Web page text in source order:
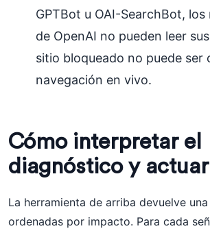
GPTBot u OAI-SearchBot,
de OpenAI no pueden leer
sitio bloqueado no puede ser
navegación en vivo.
Cómo interpretar el
diagnóstico y actuar
La herramienta de arriba devuelve
ordenadas por impacto. Para cada